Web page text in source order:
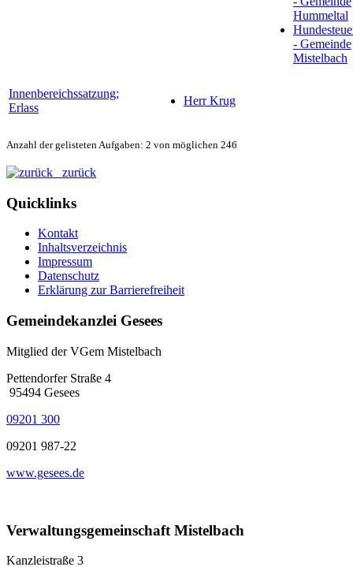
Hummeltal
- Gemeinde
Mistelbach
Innenbereichssatzung;
Erlass
Herr Krug
Anzahl der gelisteten Aufgaben: 2 von möglichen 246
zurück
Quicklinks
Kontakt
Inhaltsverzeichnis
Impressum
Datenschutz
Erklärung zur Barrierefreiheit
Gemeindekanzlei Gesees
Mitglied der VGem Mistelbach
Pettendorfer Straße 4
95494 Gesees
09201 300
09201 987-22
www.gesees.de
Verwaltungsgemeinschaft Mistelbach
Kanzleistraße 3